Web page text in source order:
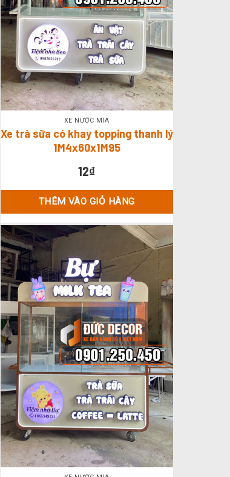
XE NƯỚC MÍA
Xe trà sữa có khay topping thanh lý
1M4x60x1M95
12₫
THÊM VÀO GIỎ HÀNG